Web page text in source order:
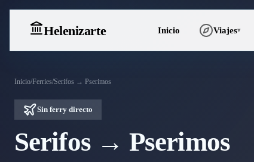
Helenizarte Inicio Viajes▾
Inicio/Ferries/Serifos → Pserimos
Sin ferry directo
Serifos → Pserimos